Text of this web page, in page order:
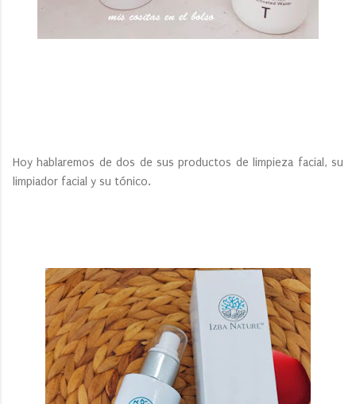
Hoy hablaremos de dos de sus productos de limpieza facial, su
limpiador facial y su tónico.